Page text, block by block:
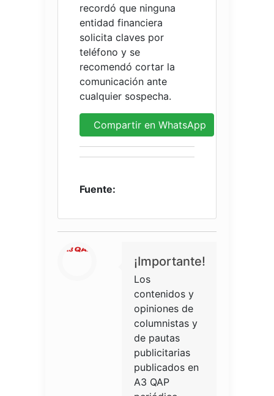
recordó que ninguna
entidad financiera
solicita claves por
teléfono y se
recomendó cortar la
comunicación ante
cualquier sospecha.
Compartir en WhatsApp
Fuente:
¡Importante!
Los
contenidos y
opiniones de
columnistas y
de pautas
publicitarias
publicados en
A3 QAP